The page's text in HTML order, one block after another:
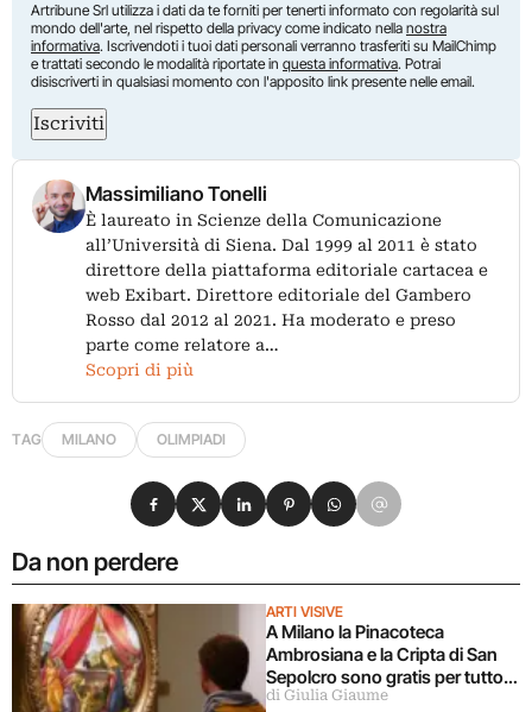
Artribune Srl utilizza i dati da te forniti per tenerti informato con regolarità sul
mondo dell'arte, nel rispetto della privacy come indicato nella nostra
informativa. Iscrivendoti i tuoi dati personali verranno trasferiti su MailChimp
e trattati secondo le modalità riportate in questa informativa. Potrai
disiscriverti in qualsiasi momento con l'apposito link presente nelle email.
Iscriviti
Massimiliano Tonelli
È laureato in Scienze della Comunicazione
all’Università di Siena. Dal 1999 al 2011 è stato
direttore della piattaforma editoriale cartacea e
web Exibart. Direttore editoriale del Gambero
Rosso dal 2012 al 2021. Ha moderato e preso
parte come relatore a…
Scopri di più
TAG MILANO OLIMPIADI
Da non perdere
ARTI VISIVE
A Milano la Pinacoteca
Ambrosiana e la Cripta di San
Sepolcro sono gratis per tutto
agosto (ma solo per milanesi)
di Giulia Giaume
Condividi su Facebook
Condividi su X
Condividi su LinkedIn
Condividi su Pinterest
Condividi su WhatsApp
Condividi su Email